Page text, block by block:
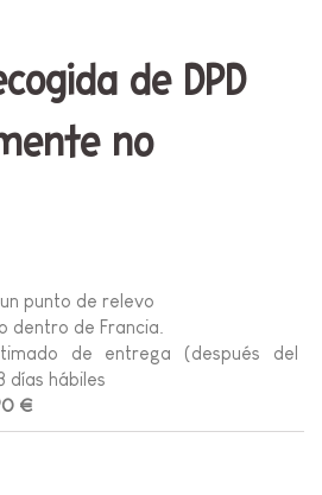
de DPD
no
punto de relevo
dentro de Francia.
de entrega (después del
días hábiles
€